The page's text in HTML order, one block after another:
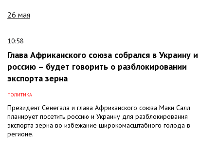
26 мая
10:58
Глава Африканского союза собрался в Украину и
россию – будет говорить о разблокировании
экспорта зерна
ПОЛИТИКА
Президент Сенегала и глава Африканского союза Маки Салл
планирует посетить россию и Украину для разблокирования
экспорта зерна во избежание широкомасштабного голода в
регионе.